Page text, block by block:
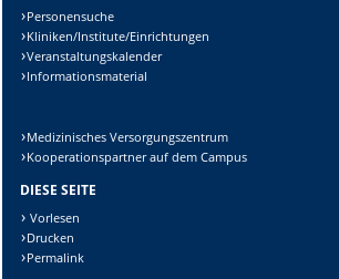
Personensuche
Kliniken/Institute/Einrichtungen
Veranstaltungskalender
Informationsmaterial
Medizinisches Versorgungszentrum
Kooperationspartner auf dem Campus
DIESE SEITE
Vorlesen
Drucken
Permalink